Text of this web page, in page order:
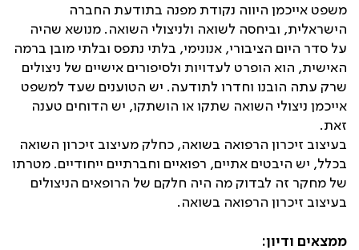
משפט אייכמן היווה נקודת מפנה בתודעת החברה
הישראלית, וביחסה לשואה ולניצולי השואה. מנושא שהיה
על סדר היום הציבורי, אנונימי, בלתי נתפס ובלתי מובן ברמה
האישית, הוא הופרט לעדויות ולסיפורים אישיים של ניצולים
שרק עתה הובנו וחדרו לתודעה. יש הטוענים שעד למשפט
אייכמן ניצולי השואה שתקו או הושתקו, יש הדוחים טענה
זאת.
בעיצוב זיכרון הרפואה בשואה, כחלק מעיצוב זיכרון השואה
בכלל, יש היבטים אתיים, רפואיים וחברתיים ייחודיים. מטרתו
של מחקר זה לבדוק מה היה חלקם של הרופאים הניצולים
בעיצוב זיכרון הרפואה בשואה.
ממצאים ודיון: